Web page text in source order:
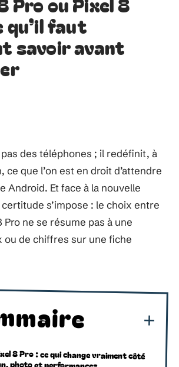
qu’il faut
savoir avant
des téléphones ; il redéfinit, à
ce que l’on est en droit d’attendre
Android. Et face à la nouvelle
s’impose : le choix entre
Pro ne se résume pas à une
ou de chiffres sur une fiche
8 Pro : ce qui change vraiment côté
photo et performances